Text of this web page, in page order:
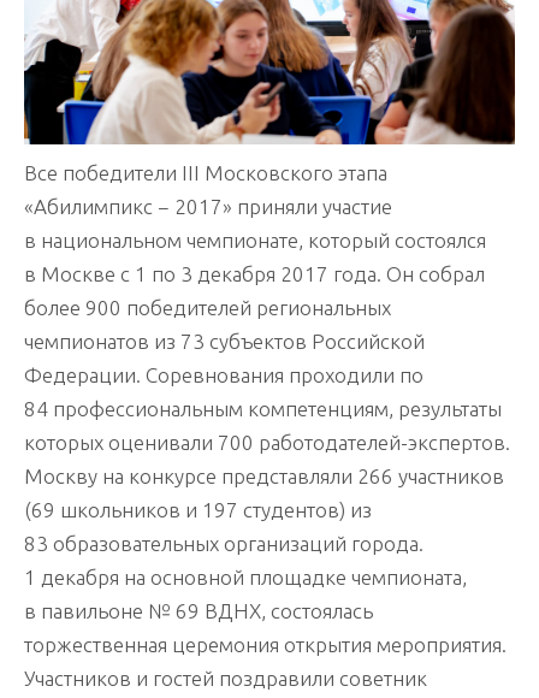
Все победители III Московского этапа
«Абилимпикс − 2017» приняли участие
в национальном чемпионате, который состоялся
в Москве с 1 по 3 декабря 2017 года. Он собрал
более 900 победителей региональных
чемпионатов из 73 субъектов Российской
Федерации. Соревнования проходили по
84 профессиональным компетенциям, результаты
которых оценивали 700 работодателей-экспертов.
Москву на конкурсе представляли 266 участников
(69 школьников и 197 студентов) из
83 образовательных организаций города.
1 декабря на основной площадке чемпионата,
в павильоне № 69 ВДНХ, состоялась
торжественная церемония открытия мероприятия.
Участников и гостей поздравили советник